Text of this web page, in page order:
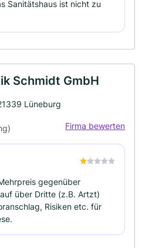
Sanitätshaus ist nicht zu
Schmidt GmbH
Lüneburg
Firma bewerten
gegenüber
über Dritte (z.B. Artzt)
Risiken etc. für